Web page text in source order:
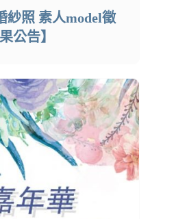
紗照 素人model徵
公告】